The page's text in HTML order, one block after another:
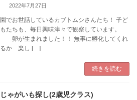
2022年7月27日
園でお世話しているカブトムシさんたち！ 子ど
もたちも、毎日興味津々で観察しています。
卵が生まれました！！ 無事に孵化してくれ
るか…楽し […]
続きを読む
じゃがいも探し(2歳児クラス)